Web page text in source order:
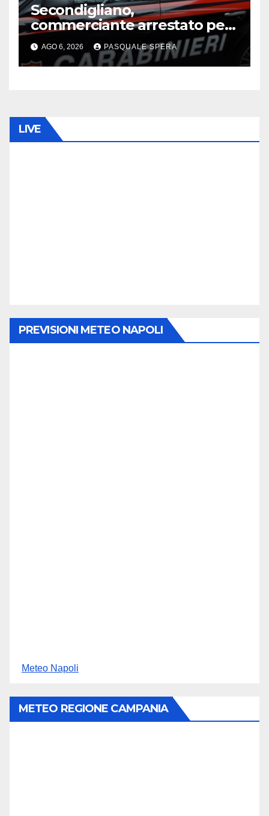
Secondigliano,
commerciante arrestato per
resistenza a pubblico
ufficiale
AGO 6, 2026 PASQUALE SPERA
LIVE
PREVISIONI METEO NAPOLI
Meteo Napoli
METEO REGIONE CAMPANIA